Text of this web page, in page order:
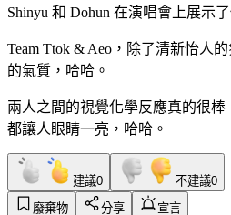
Shinyu 和 Dohun 在演唱會上展示
Team Ttok & Aeo，除了清新怡人
的氣質，哈哈。
兩人之間的視覺化學反應真的很
都讓人眼睛一亮，哈哈。
建議0 不建議0
廢棄物
分享
宣言